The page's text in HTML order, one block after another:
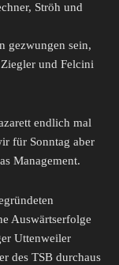
Ströh und
gezwungen sein,
und Felcini
endlich mal
für Sonntag aber
Management.
Auswärtserfolge
Uttenweiler
des TSB durchaus